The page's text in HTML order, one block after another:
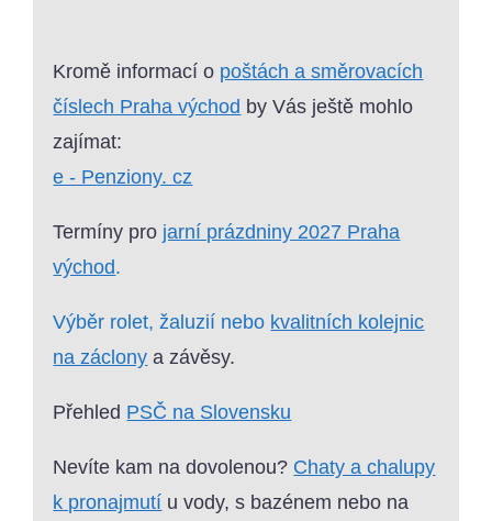
Kromě informací o poštách a směrovacích
číslech Praha východ by Vás ještě mohlo
zajímat:
e - Penziony. cz
Termíny pro jarní prázdniny 2027 Praha
východ.
Výběr rolet, žaluzií nebo kvalitních kolejnic
na záclony a závěsy.
Přehled PSČ na Slovensku
Nevíte kam na dovolenou? Chaty a chalupy
k pronajmutí u vody, s bazénem nebo na